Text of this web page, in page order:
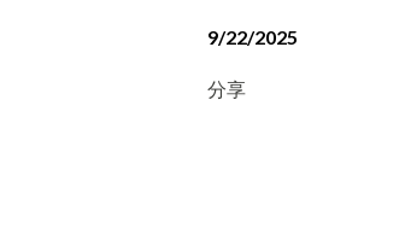
9/22/2025
分享